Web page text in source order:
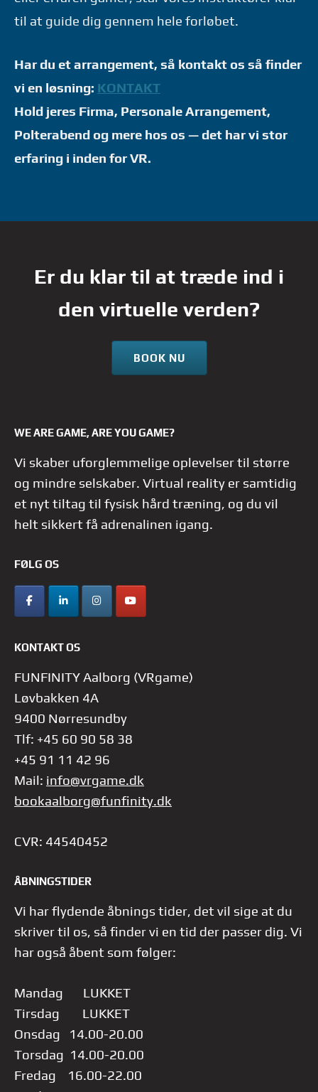
til at guide dig gennem hele forløbet.
Har du et arrangement, så kontakt os så finder
vi en løsning: KONTAKT
Hold jeres Firma, Personale Arrangement,
Polterabend og mere hos os — det har vi stor
erfaring i inden for VR.
Er du klar til at træde ind i
den virtuelle verden?
BOOK NU
WE ARE GAME, ARE YOU GAME?
Vi skaber uforglemmelige oplevelser til større
og mindre selskaber. Virtual reality er samtidig
et nyt tiltag til fysisk hård træning, og du vil
helt sikkert få adrenalinen igang.
FØLG OS
KONTAKT OS
FUNFINITY Aalborg (VRgame)
Løvbakken 4A
9400 Nørresundby
Tlf: +45 60 90 58 38
+45 91 11 42 96
Mail: info@vrgame.dk
bookaalborg@funfinity.dk
CVR: 44540452
ÅBNINGSTIDER
Vi har flydende åbnings tider, det vil sige at du
skriver til os, så finder vi en tid der passer dig. Vi
har også åbent som følger:
Mandag LUKKET
Tirsdag LUKKET
Onsdag 14.00-20.00
Torsdag 14.00-20.00
Fredag 16.00-22.00